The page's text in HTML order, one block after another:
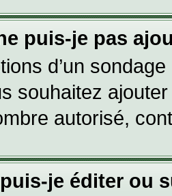
puis-je pas
d’un
souhaitez
autorisé,
je éditer ou